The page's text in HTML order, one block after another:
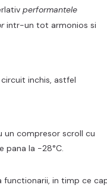
performantele
intr-un tot armonios si
inchis, astfel
compresor scroll cu
pana la -28°C.
in timp ce